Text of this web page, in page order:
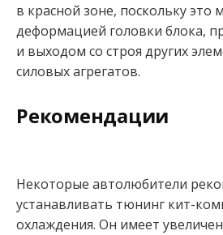
в красной зоне, поскольку это
деформацией головки блока,
и выходом со строя других
силовых агрегатов.
Рекомендации
Некоторые автолюбители
устанавливать тюнинг кит-
охлаждения. Он имеет